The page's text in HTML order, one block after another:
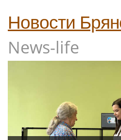
Новости
News-life